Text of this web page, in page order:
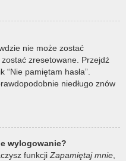
nie może zostać
zresetowane. Przejdź
pamiętam hasła”.
niedługo znów
wylogowanie?
funkcji Zapamiętaj mnie